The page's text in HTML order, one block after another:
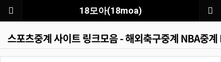
18모아(18moa)
스포츠중계 사이트 링크모음 - 해외축구중계 NBA중